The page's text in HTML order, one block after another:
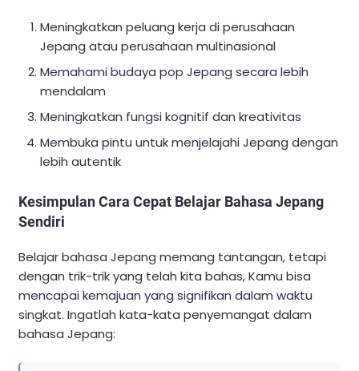
Meningkatkan peluang kerja di perusahaan
Jepang atau perusahaan multinasional
Memahami budaya pop Jepang secara lebih
mendalam
Meningkatkan fungsi kognitif dan kreativitas
Membuka pintu untuk menjelajahi Jepang dengan
lebih autentik
Kesimpulan Cara Cepat Belajar Bahasa Jepang
Sendiri
Belajar bahasa Jepang memang tantangan, tetapi
dengan trik-trik yang telah kita bahas, Kamu bisa
mencapai kemajuan yang signifikan dalam waktu
singkat. Ingatlah kata-kata penyemangat dalam
bahasa Jepang: